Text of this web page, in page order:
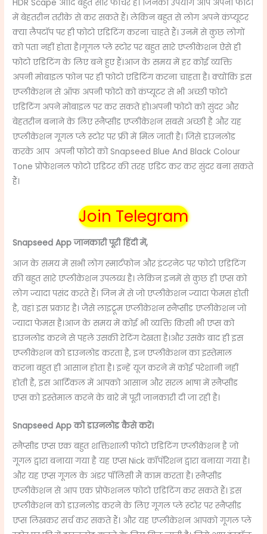
HDR Scape आदि बहुत सारे फीचर है। जिनका उपयोग आप अपनी फोटो
में बेहतरीन तरीके से कर सकते हैं। लेकिन बहुत से लोग अपने कंप्यूटर
क्या लैपटॉप पर ही फोटो एडिटिंग करना चाहते हैं।उनमें से कुछ लोगों
को पता नहीं होता है।गूगल प्ले स्टोर पर बहुत सारे एप्लीकेशन ऐसे ही
फोटो एडिटिंग के लिए बने हुए हैं।आज के समय में हर कोई व्यक्ति
अपनी मोबाइल फोन पर ही फोटो एडिटिंग करना चाहता है। क्योंकि इस
एप्लीकेशन से ऑफ अपनी फोटो को कंप्यूटर से भी अच्छी फोटो
एडिटिंग अपने मोबाइल पर कर सकते हो।अपनी फोटो को सुंदर और
बेहतरीन बनाने के लिए स्नैप्सीड एप्लीकेशन सबसे अच्छी है और यह
एप्लीकेशन गूगल प्ले स्टोर पर फ्री में मिल जाती है। जिसे डाउनलोड
करके आप अपनी फोटो को Snapseed Blue And Black Colour
Tone प्रोफेशनल फोटो एडिटर की तरह एडिट कर कर सुंदर बना सकते
हैं।
Join Telegram
Snapseed Appजानकारी पूरी हिंदी में,
आज के समय में सभी लोग स्मार्टफोन और इंटरनेट पर फोटो एडिटिंग
की बहुत सारे एप्लीकेशन उपलब्ध है। लेकिन इनमें से कुछ ही एप्स को
लोग ज्यादा पसंद करते हैं। जिन में से जो एप्लीकेशन ज्यादा फेमस होती
है, वहां इस प्रकार है। जैसे लाइट्रूम एप्लीकेशन स्नैप्सीड एप्लीकेशन जो
ज्यादा फेमस है।आज के समय में कोई भी व्यक्ति किसी भी एप्स को
डाउनलोड करने से पहले उसकी रेटिंग देखता है।और उसके बाद ही इस
एप्लीकेशन को डाउनलोड करता है, इन एप्लीकेशन का इस्तेमाल
करना बहुत ही आसान होता है। इन्हें यूज करने में कोई परेशानी नहीं
होती है, इस आर्टिकल में आपको आसान और सरल भाषा में स्नैप्सीड
एप्स को इस्तेमाल करने के बारे में पूरी जानकारी दी जा रही है।
Snapseed Appको डाउनलोड कैसे करें।
स्नैप्सीड एप्स एक बहुत शक्तिशाली फोटो एडिटिंग एप्लीकेशन है जो
गूगल द्वारा बनाया गया है यह एप्स Nick कॉर्पोरेशन द्वारा बनाया गया है।
और यह एप्स गूगल के अंडर पॉलिसी मैं काम करता है। स्नैप्सीड
एप्लीकेशन से आप एक प्रोफेशनल फोटो एडिटिंग कर सकते हैं। इस
एप्लीकेशन को डाउनलोड करने के लिए गूगल प्ले स्टोर पर स्नैप्सीड
एप्स लिखकर सर्च कर सकते हैं। और यह एप्लीकेशन आपको गूगल प्ले